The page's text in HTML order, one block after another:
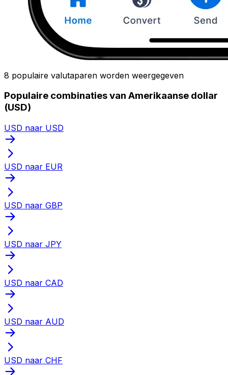
8 populaire valutaparen worden weergegeven
Populaire combinaties van Amerikaanse dollar
(USD)
USD naar USD
USD naar EUR
USD naar GBP
USD naar JPY
USD naar CAD
USD naar AUD
USD naar CHF